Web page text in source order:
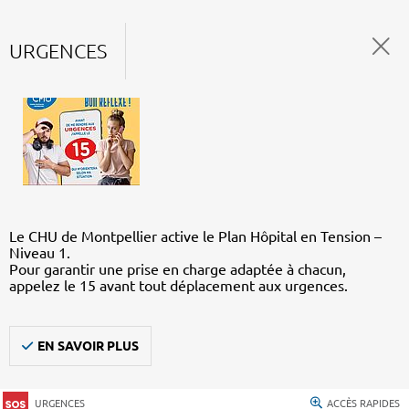
URGENCES
Le CHU de Montpellier active le Plan Hôpital en Tension –
Niveau 1.
Pour garantir une prise en charge adaptée à chacun,
appelez le 15 avant tout déplacement aux urgences.
EN SAVOIR PLUS
URGENCES ACCÈS RAPIDES